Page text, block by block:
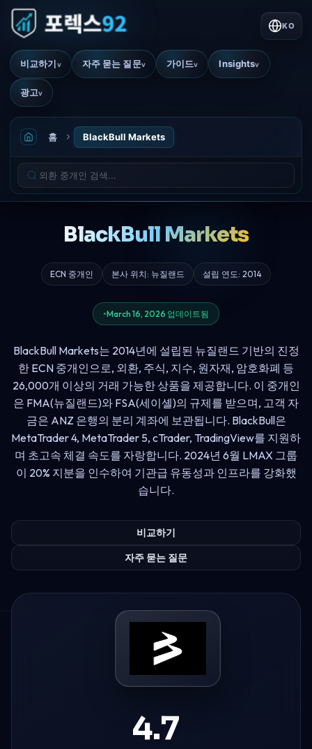
비교하기v 자주 묻는 질문v 가이드v Insightsv
광고v
KO
홈 BlackBull Markets
BlackBull Markets
ECN 중개인 본사 위치: 뉴질랜드 설립 연도: 2014
March 16, 2026 업데이트됨
BlackBull Markets는 2014년에 설립된 뉴질랜드 기반의 진정
한 ECN 중개인으로, 외환, 주식, 지수, 원자재, 암호화폐 등
26,000개 이상의 거래 가능한 상품을 제공합니다. 이 중개인
은 FMA(뉴질랜드)와 FSA(세이셸)의 규제를 받으며, 고객 자
금은 ANZ 은행의 분리 계좌에 보관됩니다. BlackBull은
MetaTrader 4, MetaTrader 5, cTrader, TradingView를 지원하
며 초고속 체결 속도를 자랑합니다. 2024년 6월 LMAX 그룹
이 20% 지분을 인수하여 기관급 유동성과 인프라를 강화했
습니다.
비교하기
자주 묻는 질문
4.7